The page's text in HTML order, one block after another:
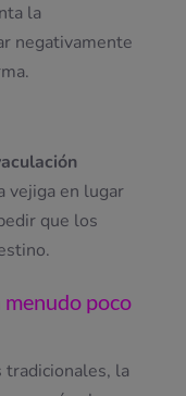
la
negativamente
vejiga en lugar
que los
menudo poco
tradicionales, la